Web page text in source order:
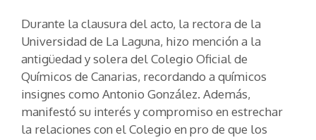
Durante la clausura del acto, la rectora de la
Universidad de La Laguna, hizo mención a la
antigüedad y solera del Colegio Oficial de
Químicos de Canarias, recordando a químicos
insignes como Antonio González. Además,
manifestó su interés y compromiso en estrechar
la relaciones con el Colegio en pro de que los